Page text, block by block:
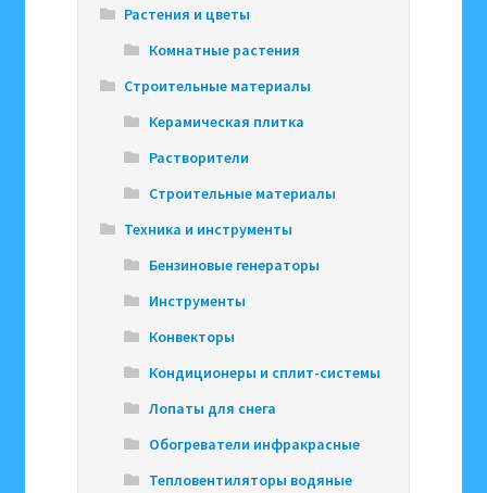
Растения и цветы
Комнатные растения
Строительные материалы
Керамическая плитка
Растворители
Строительные материалы
Техника и инструменты
Бензиновые генераторы
Инструменты
Конвекторы
Кондиционеры и сплит-системы
Лопаты для снега
Обогреватели инфракрасные
Тепловентиляторы водяные